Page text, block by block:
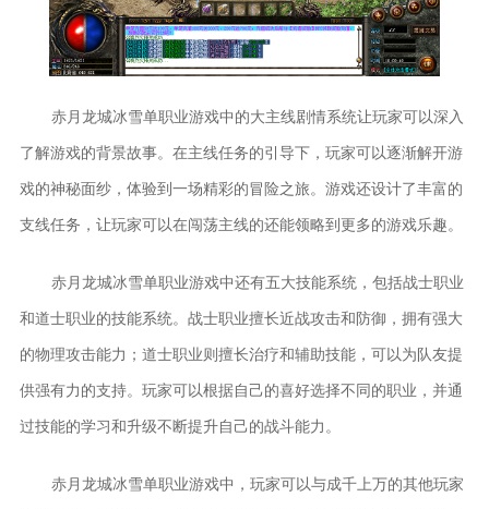
赤月龙城冰雪单职业游戏中的大主线剧情系统让玩家可以深入
了解游戏的背景故事。在主线任务的引导下，玩家可以逐渐解开游
戏的神秘面纱，体验到一场精彩的冒险之旅。游戏还设计了丰富的
支线任务，让玩家可以在闯荡主线的还能领略到更多的游戏乐趣。
赤月龙城冰雪单职业游戏中还有五大技能系统，包括战士职业
和道士职业的技能系统。战士职业擅长近战攻击和防御，拥有强大
的物理攻击能力；道士职业则擅长治疗和辅助技能，可以为队友提
供强有力的支持。玩家可以根据自己的喜好选择不同的职业，并通
过技能的学习和升级不断提升自己的战斗能力。
赤月龙城冰雪单职业游戏中，玩家可以与成千上万的其他玩家